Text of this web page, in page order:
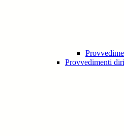
Provvedimenti